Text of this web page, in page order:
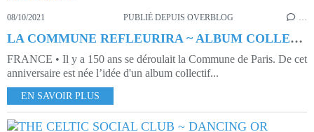
08/10/2021 PUBLIÉ DEPUIS OVERBLOG …
LA COMMUNE REFLEURIRA ~ ALBUM COLLECTIF
FRANCE • Il y a 150 ans se déroulait la Commune de Paris. De cet
anniversaire est née l’idée d'un album collectif...
EN SAVOIR PLUS